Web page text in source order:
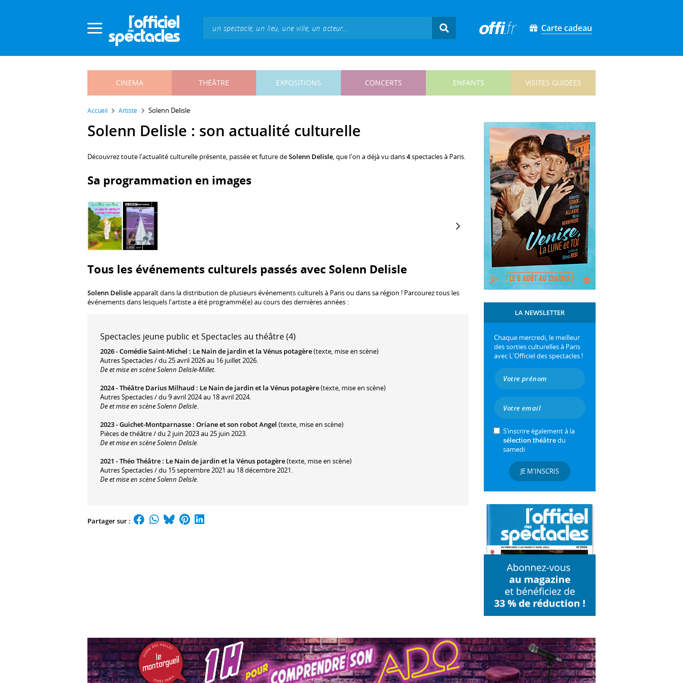
Carte cadeau
CINÉMA THÉÂTRE EXPOSITIONS CONCERTS ENFANTS VISITES GUIDÉES
Accueil Artiste Solenn Delisle
Solenn Delisle : son actualité culturelle
Découvrez toute l'actualité culturelle présente, passée et future deSolenn Delisle, que l'on a déjà vu dans4spectacles à Paris.
Sa programmation en images
Tous les événements culturels passés avec Solenn Delisle
Solenn Delisleapparaît dans la distribution de plusieurs événements culturels à Paris ou dans sa région ! Parcourez tous les
événements dans lesquels l'artiste a été programmé(e) au cours des dernières années :
Spectacles jeune public et Spectacles au théâtre (4)
2026 -Comédie Saint-Michel : Le Nain de jardin et la Vénus potagère(texte, mise en scène)
Autres Spectacles / du 25 avril 2026 au 16 juillet 2026.
De et mise en scène Solenn Delisle-Millet.
2024 -Théâtre Darius Milhaud : Le Nain de jardin et la Vénus potagère(texte, mise en scène)
Autres Spectacles / du 9 avril 2024 au 18 avril 2024.
De et mise en scène Solenn Delisle.
2023 -Guichet-Montparnasse : Oriane et son robot Angel (texte, mise en scène)
Pièces de théâtre / du 2 juin 2023 au 25 juin 2023.
De et mise en scène Solenn Delisle.
2021 -Théo Théâtre : Le Nain de jardin et la Vénus potagère(texte, mise en scène)
Autres Spectacles / du 15 septembre 2021 au 18 décembre 2021.
De et mise en scène Solenn Delisle.
Partager sur :
LA NEWSLETTER
Chaque mercredi, le meilleur
des sorties culturelles à Paris
avec L'Officiel des spectacles !
S’inscrire également à la
sélection théâtredu
samedi
JE M'INSCRIS